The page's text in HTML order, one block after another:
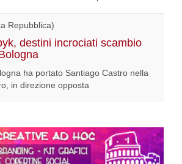
Repubblica)
destini incrociati scambio
ha portato Santiago Castro nella
in direzione opposta